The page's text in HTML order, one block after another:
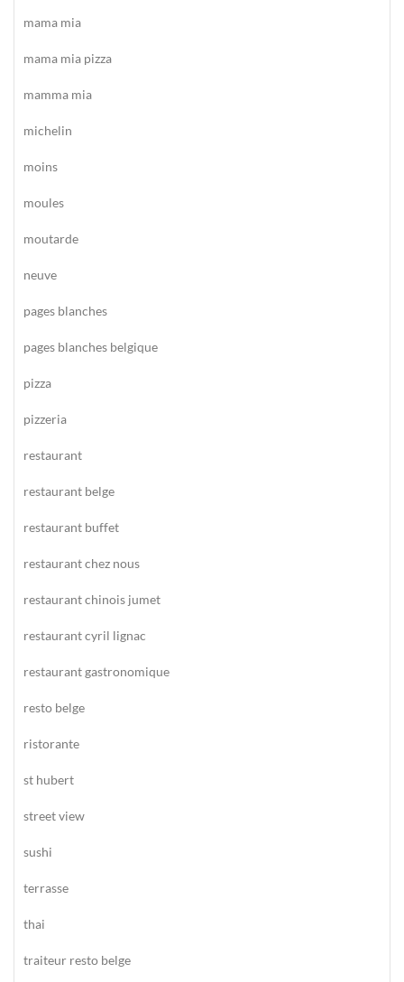
mama mia
mama mia pizza
mamma mia
michelin
moins
moules
moutarde
neuve
pages blanches
pages blanches belgique
pizza
pizzeria
restaurant
restaurant belge
restaurant buffet
restaurant chez nous
restaurant chinois jumet
restaurant cyril lignac
restaurant gastronomique
resto belge
ristorante
st hubert
street view
sushi
terrasse
thai
traiteur resto belge